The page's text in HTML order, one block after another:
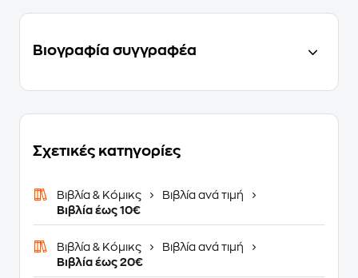
Βιογραφία συγγραφέα
Σχετικές κατηγορίες
Βιβλία & Κόμικς
Βιβλία ανά τιμή
Βιβλία έως 10€
Βιβλία & Κόμικς
Βιβλία ανά τιμή
Βιβλία έως 20€